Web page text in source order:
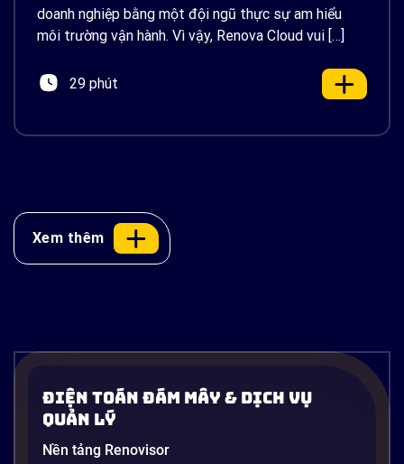
doanh nghiệp bằng một đội ngũ thực sự am hiểu
môi trường vận hành. Vì vậy, Renova Cloud vui […]
29 phút
Docker là gì? Container hóa ứng dụng
Một vấn đề cực kỳ quen thuộc trong ngành phần
mềm: developer viết xong code, chạy ngon lành trên
máy cá nhân, nhưng khi đẩy lên server production
Xem thêm
Điện Toán Đám Mây & Dịch Vụ
Quản Lý
Nền tảng Renovisor